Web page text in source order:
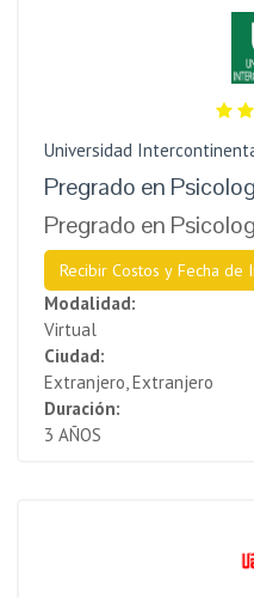
Universidad
Pregrado en
Pregrado en
Recibir Costos y Fecha de
Modalidad:
Virtual
Ciudad:
Extranjero, Extranjero
Duración:
3 AÑOS